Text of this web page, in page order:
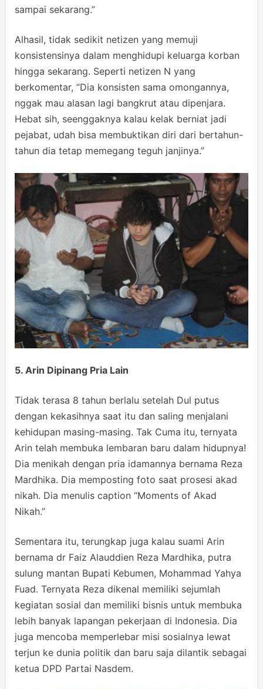
sampai sekarang.”
Alhasil, tidak sedikit netizen yang memuji
konsistensinya dalam menghidupi keluarga korban
hingga sekarang. Seperti netizen N yang
berkomentar, “Dia konsisten sama omongannya,
nggak mau alasan lagi bangkrut atau dipenjara.
Hebat sih, seenggaknya kalau kelak berniat jadi
pejabat, udah bisa membuktikan diri dari bertahun-
tahun dia tetap memegang teguh janjinya.”
5. Arin Dipinang Pria Lain
Tidak terasa 8 tahun berlalu setelah Dul putus
dengan kekasihnya saat itu dan saling menjalani
kehidupan masing-masing. Tak Cuma itu, ternyata
Arin telah membuka lembaran baru dalam hidupnya!
Dia menikah dengan pria idamannya bernama Reza
Mardhika. Dia memposting foto saat prosesi akad
nikah. Dia menulis caption “Moments of Akad
Nikah.”
Sementara itu, terungkap juga kalau suami Arin
bernama dr Faiz Alauddien Reza Mardhika, putra
sulung mantan Bupati Kebumen, Mohammad Yahya
Fuad. Ternyata Reza dikenal memiliki sejumlah
kegiatan sosial dan memiliki bisnis untuk membuka
lebih banyak lapangan pekerjaan di Indonesia. Dia
juga mencoba memperlebar misi sosialnya lewat
terjun ke dunia politik dan baru saja dilantik sebagai
ketua DPD Partai Nasdem.